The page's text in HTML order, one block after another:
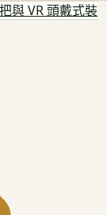
與 VR 頭戴式裝